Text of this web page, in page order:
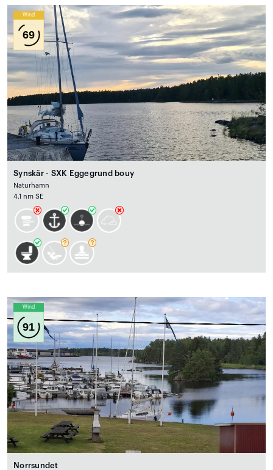
Wind
69
Synskär - SXK Eggegrund bouy
Naturhamn
4.1 nm SE
Wind
91
Norrsundet